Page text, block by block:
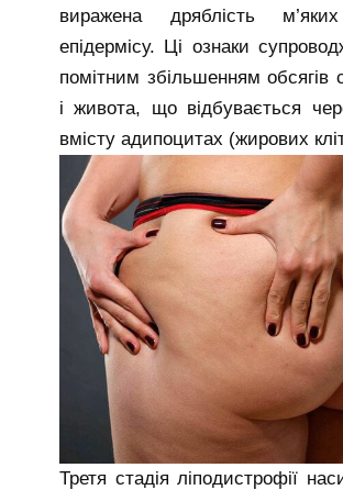
виражена дряблість
епідермісу. Ці ознаки
помітним збільшенням обсягів
і живота, що відбувається
вмісту адипоцитах (жирових
Третя стадія ліподистрофії